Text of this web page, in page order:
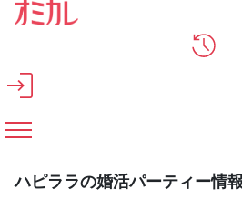
メインコンテンツへスキップ
ハピララの婚活パーティー情